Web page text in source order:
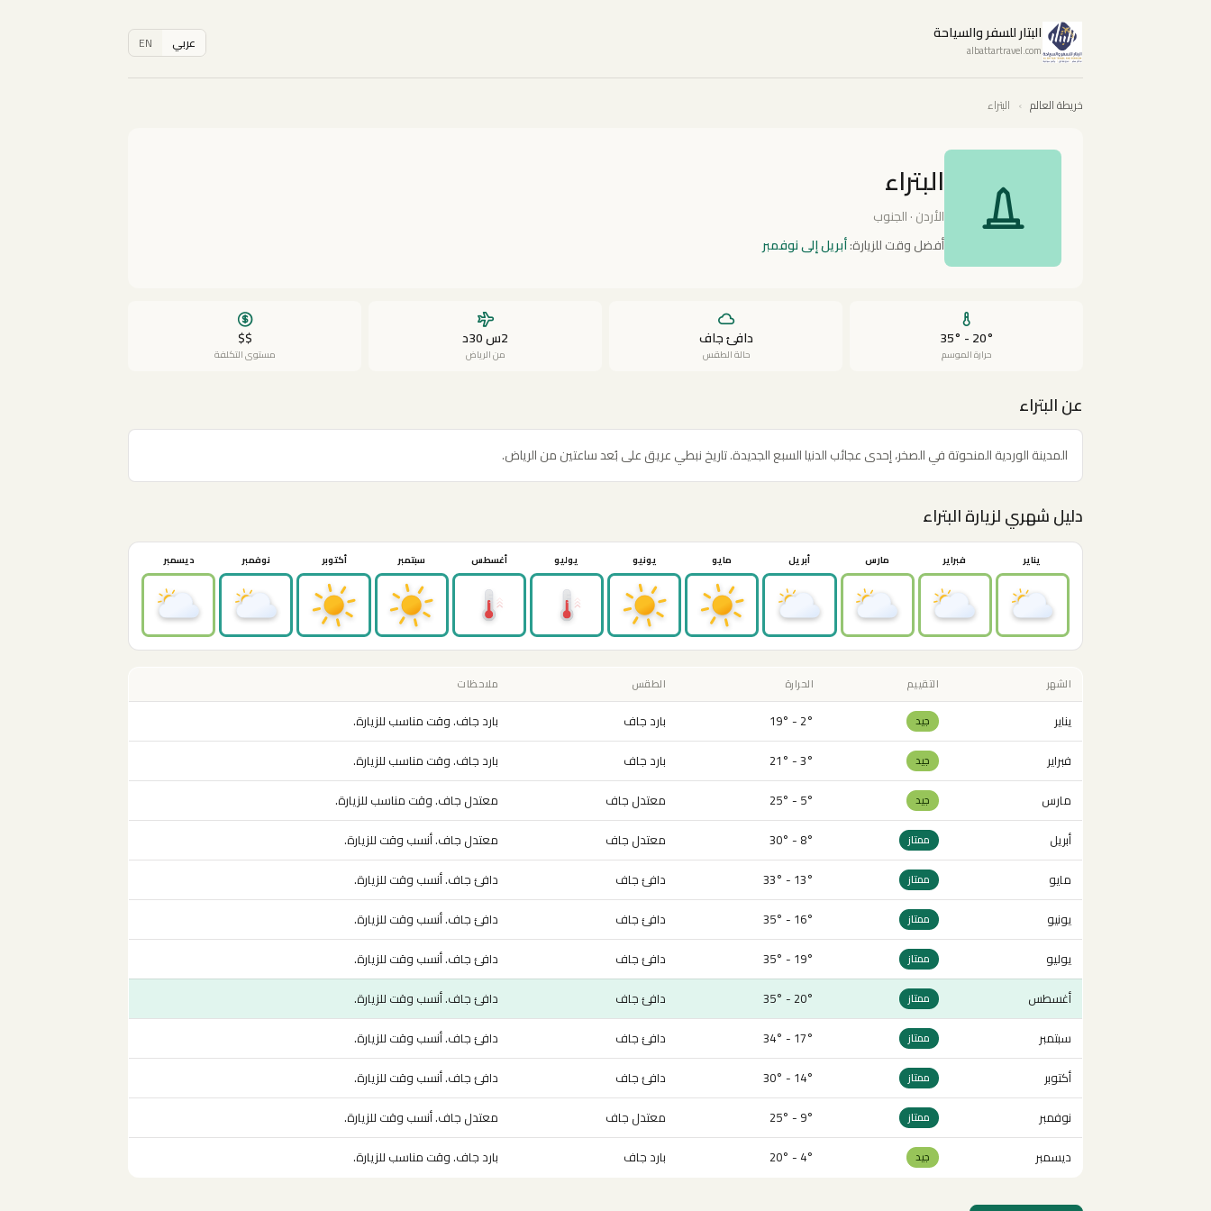
البتار للسفر والسياحة
albattartravel.com عربي EN
خريطة العالم › البتراء
البتراء
الأردن · الجنوب
أفضل وقت للزيارة:أبريل إلى نوفمبر
20° - 35°
حرارة الموسم
دافئ جاف
حالة الطقس
2س 30د
من الرياض
$$
مستوى التكلفة
عن البتراء
المدينة الوردية المنحوتة في الصخر، إحدى عجائب الدنيا السبع الجديدة. تاريخ نبطي عريق على بُعد ساعتين من الرياض.
دليل شهري لزيارة البتراء
يناير فبراير مارس أبريل مايو يونيو يوليو أغسطس سبتمبر أكتوبر نوفمبر ديسمبر
الشهر التقييم الحرارة الطقس ملاحظات
يناير جيد 2° - 19° بارد جاف
بارد جاف. وقت مناسب للزيارة.
فبراير
جيد 3° - 21° بارد جاف
بارد جاف. وقت مناسب للزيارة.
مارس
جيد 5° - 25° معتدل جاف
معتدل جاف. وقت مناسب للزيارة.
أبريل
ممتاز 8° - 30° معتدل جاف
معتدل جاف. أنسب وقت للزيارة.
مايو
ممتاز 13° - 33° دافئ جاف
دافئ جاف. أنسب وقت للزيارة.
يونيو
ممتاز 16° - 35° دافئ جاف
دافئ جاف. أنسب وقت للزيارة.
يوليو
ممتاز 19° - 35° دافئ جاف
دافئ جاف. أنسب وقت للزيارة.
أغسطس
ممتاز 20° - 35° دافئ جاف
دافئ جاف. أنسب وقت للزيارة.
سبتمبر
ممتاز 17° - 34° دافئ جاف
دافئ جاف. أنسب وقت للزيارة.
أكتوبر
ممتاز 14° - 30° دافئ جاف
دافئ جاف. أنسب وقت للزيارة.
نوفمبر
ممتاز 9° - 25° معتدل جاف
معتدل جاف. أنسب وقت للزيارة.
ديسمبر
جيد 4° - 20° بارد جاف بارد جاف. وقت مناسب للزيارة.